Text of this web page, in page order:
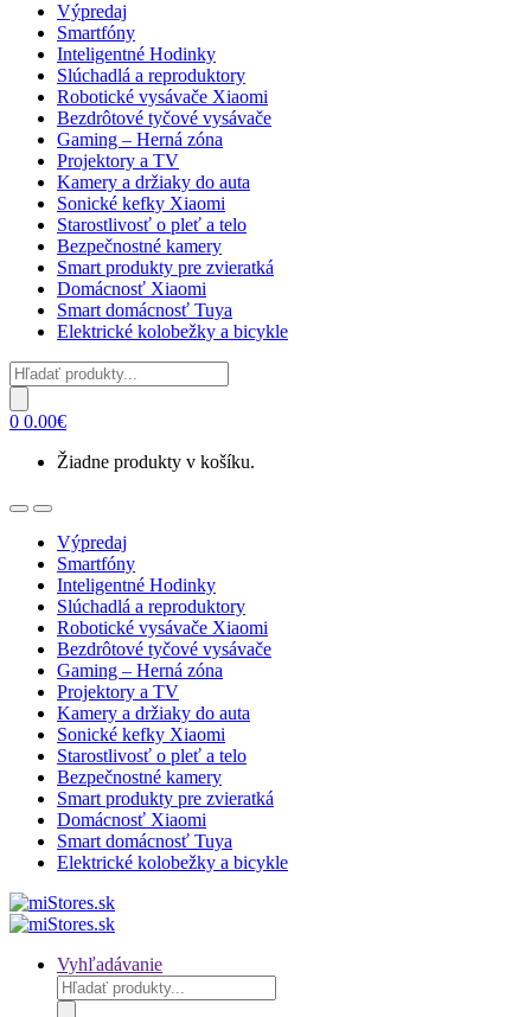
Výpredaj
Smartfóny
Inteligentné Hodinky
Slúchadlá a reproduktory
Robotické vysávače Xiaomi
Bezdrôtové tyčové vysávače
Gaming – Herná zóna
Projektory a TV
Kamery a držiaky do auta
Sonické kefky Xiaomi
Starostlivosť o pleť a telo
Bezpečnostné kamery
Smart produkty pre zvieratká
Domácnosť Xiaomi
Smart domácnosť Tuya
Elektrické kolobežky a bicykle
Products
search
0 0.00€
Žiadne produkty v košíku.
OpenClose
Výpredaj
Smartfóny
Inteligentné Hodinky
Slúchadlá a reproduktory
Robotické vysávače Xiaomi
Bezdrôtové tyčové vysávače
Gaming – Herná zóna
Projektory a TV
Kamery a držiaky do auta
Sonické kefky Xiaomi
Starostlivosť o pleť a telo
Bezpečnostné kamery
Smart produkty pre zvieratká
Domácnosť Xiaomi
Smart domácnosť Tuya
Elektrické kolobežky a bicykle
Vyhľadávanie
Products
search